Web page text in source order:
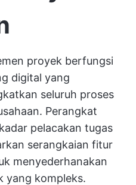
proyek berfungsi
digital yang
seluruh proses
Perangkat
pelacakan tugas
serangkaian fitur
menyederhanakan
yang kompleks.